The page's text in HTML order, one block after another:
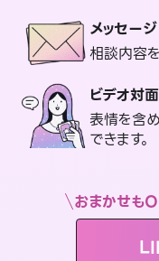
メッセージ
相談内容
ビデオ対面
表情を含
できます。
おまかせも